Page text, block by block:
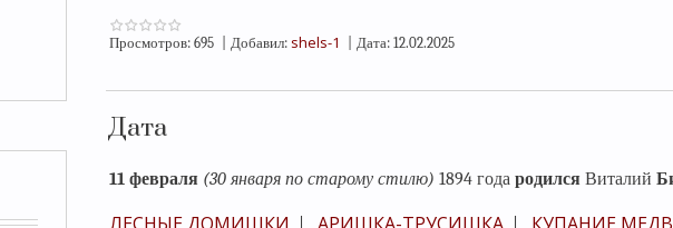
Просмотров: 695 Добавил: shels-1 Дата: 12.02.2025
Дата
11 февраля (30 января по старому стилю) 1894 года родился Виталий